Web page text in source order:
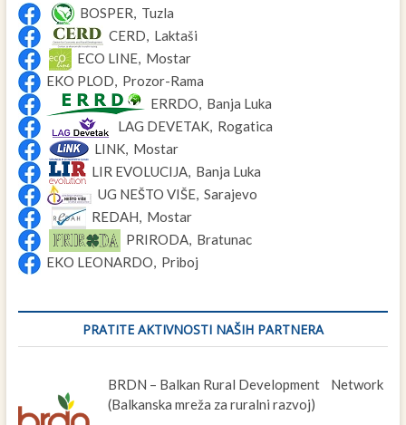
BOSPER, Tuzla
CERD, Laktaši
ECO LINE, Mostar
EKO PLOD, Prozor-Rama
ERRDO, Banja Luka
LAG DEVETAK, Rogatica
LINK, Mostar
LIR EVOLUCIJA, Banja Luka
UG NEŠTO VIŠE, Sarajevo
REDAH, Mostar
PRIRODA, Bratunac
EKO LEONARDO, Priboj
PRATITE AKTIVNOSTI NAŠIH PARTNERA
BRDN – Balkan Rural Development Network
(Balkanska mreža za ruralni razvoj)